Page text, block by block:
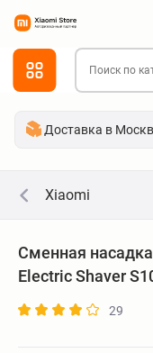
Доставка в
Xiaomi
Сменная
Electric Shaver
29